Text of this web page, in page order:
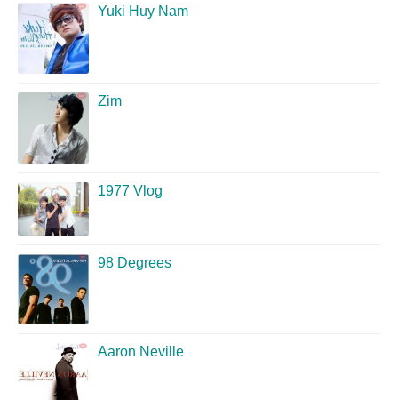
Yuki Huy Nam
Zim
1977 Vlog
98 Degrees
Aaron Neville